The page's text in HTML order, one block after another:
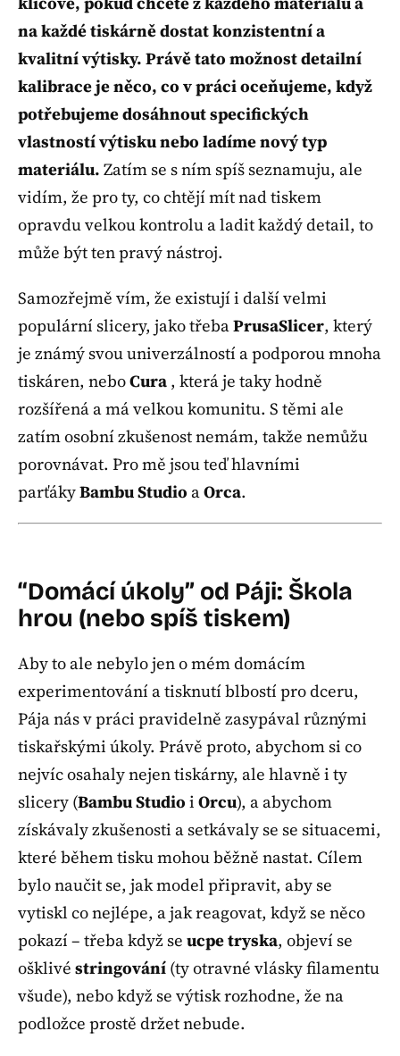
na každé tiskárně dostat konzistentní a
kvalitní výtisky. Právě tato možnost detailní
kalibrace je něco, co v práci oceňujeme, když
potřebujeme dosáhnout specifických
vlastností výtisku nebo ladíme nový typ
materiálu. Zatím se s ním spíš seznamuju, ale
vidím, že pro ty, co chtějí mít nad tiskem
opravdu velkou kontrolu a ladit každý detail, to
může být ten pravý nástroj.
Samozřejmě vím, že existují i další velmi
populární slicery, jako třebaPrusaSlicer, který
je známý svou univerzálností a podporou mnoha
tiskáren, neboCura , která je taky hodně
rozšířená a má velkou komunitu. S těmi ale
zatím osobní zkušenost nemám, takže nemůžu
porovnávat. Pro mě jsou teď hlavními
parťákyBambu Studio aOrca.
“Domácí úkoly” od Páji: Škola
hrou (nebo spíš tiskem)
Aby to ale nebylo jen o mém domácím
experimentování a tisknutí blbostí pro dceru,
Pája nás v práci pravidelně zasypával různými
tiskařskými úkoly. Právě proto, abychom si co
nejvíc osahaly nejen tiskárny, ale hlavně i ty
slicery (Bambu Studio i Orcu), a abychom
získávaly zkušenosti a setkávaly se se situacemi,
které během tisku mohou běžně nastat. Cílem
bylo naučit se, jak model připravit, aby se
vytiskl co nejlépe, a jak reagovat, když se něco
pokazí – třeba když se ucpe tryska, objeví se
ošklivé stringování (ty otravné vlásky filamentu
všude), nebo když se výtisk rozhodne, že na
podložce prostě držet nebude.